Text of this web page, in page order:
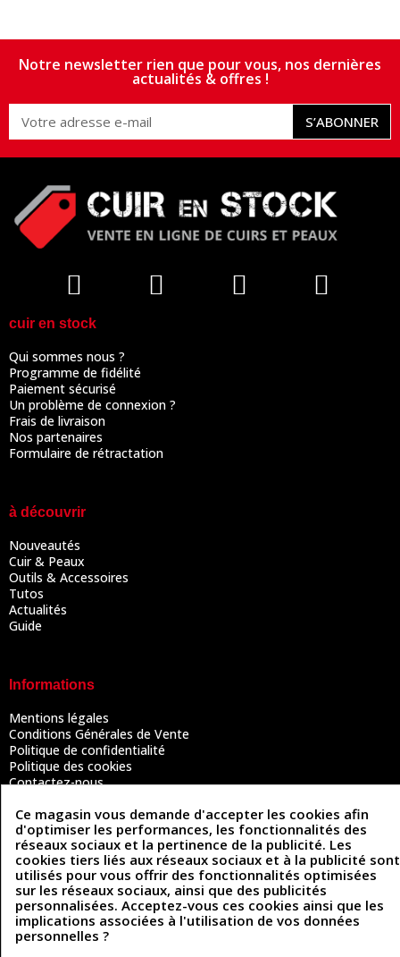
Notre newsletter rien que pour vous, nos dernières
actualités & offres !
S’ABONNER
cuir en stock
Qui sommes nous ?
Programme de fidélité
Paiement sécurisé
Un problème de connexion ?
Frais de livraison
Nos partenaires
Formulaire de rétractation
à découvrir
Nouveautés
Cuir & Peaux
Outils & Accessoires
Tutos
Actualités
Guide
Informations
Mentions légales
Conditions Générales de Vente
Politique de confidentialité
Politique des cookies
Contactez-nous
Coordonnées
493 Chemin de Catougnac
81300 Graulhet
05 63 34 51 88
contact@cuirenstock.com
Ce magasin vous demande d'accepter les cookies afin
d'optimiser les performances, les fonctionnalités des
réseaux sociaux et la pertinence de la publicité. Les
cookies tiers liés aux réseaux sociaux et à la publicité sont
utilisés pour vous offrir des fonctionnalités optimisées
sur les réseaux sociaux, ainsi que des publicités
personnalisées. Acceptez-vous ces cookies ainsi que les
implications associées à l'utilisation de vos données
personnelles ?